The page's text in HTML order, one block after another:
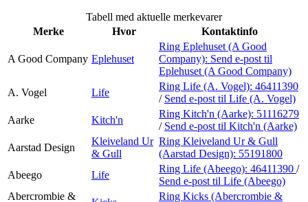
Åpningstider
Praktisk informasjon
Ledige stillinger
Magasin
Gavekort
Tabell med aktuelle merkevarer
Merke
Hvor Kontaktinfo
A Good Company Eplehuset
Ring Eplehuset (A Good
Company): Send e-post til
Eplehuset (A Good Company)
A. Vogel
Life
Ring Life (A. Vogel): 46411390
/ Send e-post til Life (A. Vogel)
Aarke
Kitch'n
Ring Kitch'n (Aarke): 51116279
/ Send e-post til Kitch'n (Aarke)
Aarstad Design
Kleiveland Ur
& Gull
Ring Kleiveland Ur & Gull
(Aarstad Design): 55191800
Abeego
Life
Ring Life (Abeego): 46411390 /
Send e-post til Life (Abeego)
Abercrombie &
Ring Kicks (Abercrombie &